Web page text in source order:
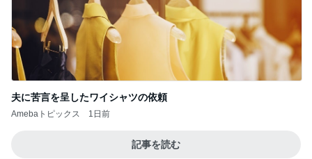
夫に苦言を呈したワイシャツの依頼
Amebaトピックス 1日前
記事を読む